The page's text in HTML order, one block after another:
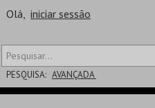
Olá, iniciar sessão
PESQUISA: AVANÇADA